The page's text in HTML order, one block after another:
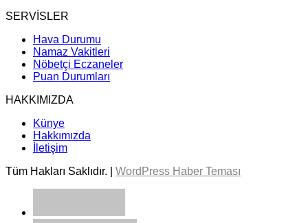
SERVİSLER
Hava Durumu
Namaz Vakitleri
Nöbetçi Eczaneler
Puan Durumları
HAKKIMIZDA
Künye
Hakkımızda
İletişim
Tüm Hakları Saklıdır. | WordPress Haber Teması